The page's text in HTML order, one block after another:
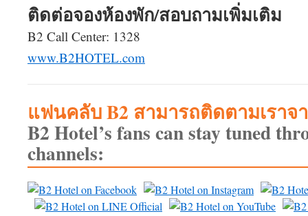
ติดต่อจองห้องพัก/สอบถามเพิ่มเติม
B2 Call Center: 1328
www.B2HOTEL.com
แฟนคลับ B2 สามารถติดตามเราจ
B2 Hotel’s fans can stay tuned
channels: